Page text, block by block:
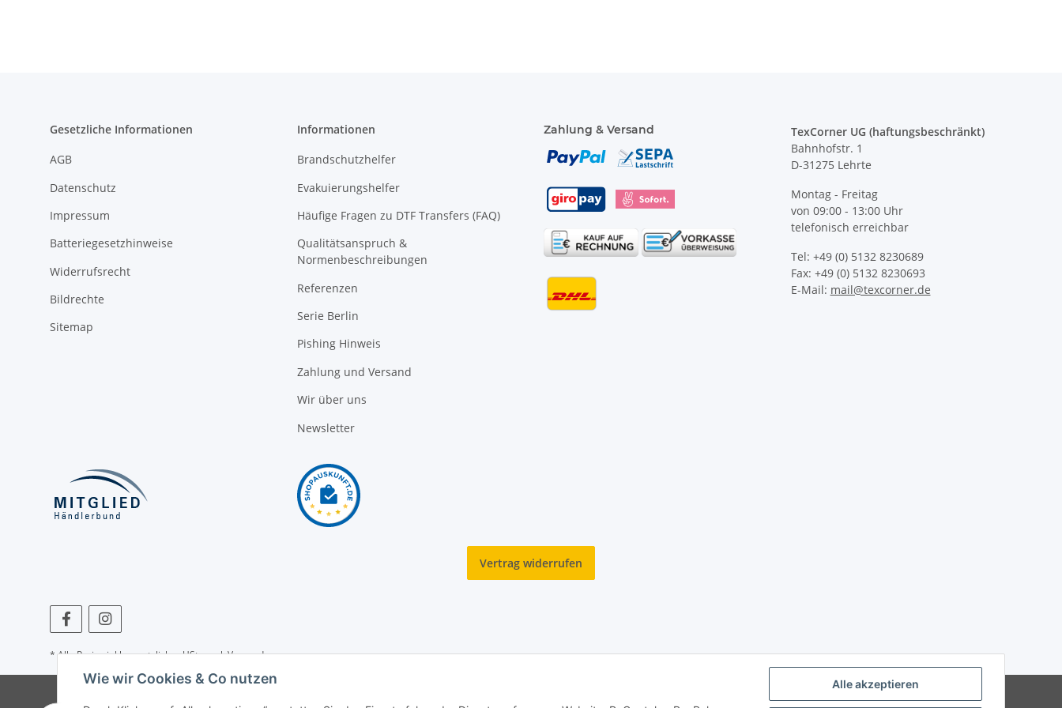
Gesetzliche Informationen
AGB
Datenschutz
Impressum
Batteriegesetzhinweise
Widerrufsrecht
Bildrechte
Sitemap
Informationen
Brandschutzhelfer
Evakuierungshelfer
Häufige Fragen zu DTF Transfers (FAQ)
Qualitätsanspruch &
Normenbeschreibungen
Referenzen
Serie Berlin
Pishing Hinweis
Zahlung und Versand
Wir über uns
Newsletter
Zahlung & Versand
TexCorner UG (haftungsbeschränkt)
Bahnhofstr. 1
D-31275 Lehrte
Montag - Freitag
von 09:00 - 13:00 Uhr
telefonisch erreichbar
Tel: +49 (0) 5132 8230689
Fax: +49 (0) 5132 8230693
E-Mail: mail@texcorner.de
Vertrag widerrufen
* Alle Preise inkl. gesetzlicher USt., zzgl.Versand
Wie wir Cookies & Co nutzen Alle akzeptieren